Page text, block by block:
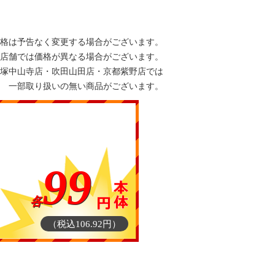
は予告なく変更する場合がございます。
舗では価格が異なる場合がございます。
中山寺店・吹田山田店・京都紫野店では
一部取り扱いの無い商品がございます。
各99
（税込106.92円）